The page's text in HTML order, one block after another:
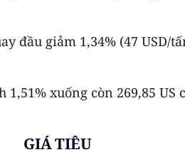
đầu giảm 1,34% (47 USD/
xuống còn 269,85
GIÁ TIÊU